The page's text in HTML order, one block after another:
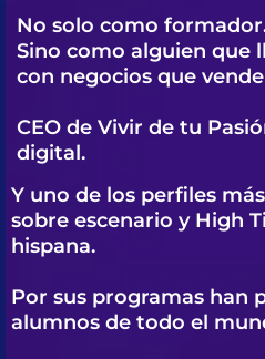
No solo como
Sino como alguien que
con negocios que
CEO de Vivir de tu
digital.
Y uno de los perfiles
sobre escenario y High
hispana.
Por sus programas han
alumnos de todo el